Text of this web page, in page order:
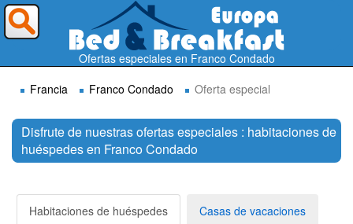
Ofertas especiales en Franco Condado
Francia
Franco Condado Oferta especial
Disfrute de nuestras ofertas especiales : habitaciones de
huéspedes en Franco Condado
Habitaciones de huéspedes Casas de vacaciones
¿A dónde quieres ir?